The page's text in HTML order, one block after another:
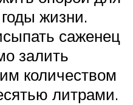
жизни.
саженец
залить
количеством
литрами.